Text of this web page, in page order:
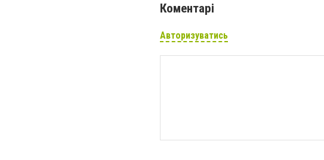
Коментарі
Авторизуватись